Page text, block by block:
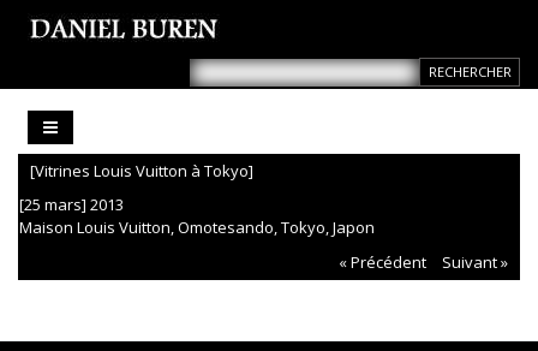
[Vitrines Louis Vuitton à Tokyo]
[25 mars] 2013
Maison Louis Vuitton, Omotesando, Tokyo, Japon
« Précédent
Suivant »